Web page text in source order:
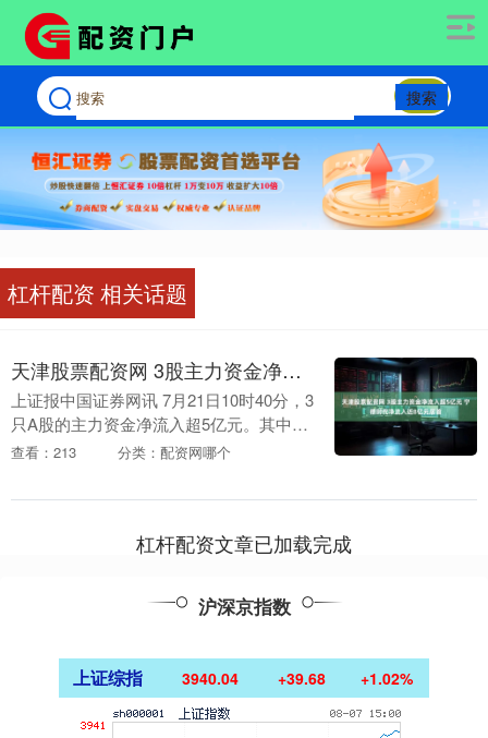
搜索
杠杆配资 相关话题
天津股票配资网 3股主力资金净流入超5亿元 宁德时代净流入近8亿元居首
上证报中国证券网讯 7月21日10时40分，3
只A股的主力资金净流入超5亿元。其中，
宁德时代净流入近8亿元，位居首位。其次
5.....
查看：213 分类：配资网哪个
杠杆配资文章已加载完成
沪深京指数
上证综指 3940.04 +39.68 +1.02%